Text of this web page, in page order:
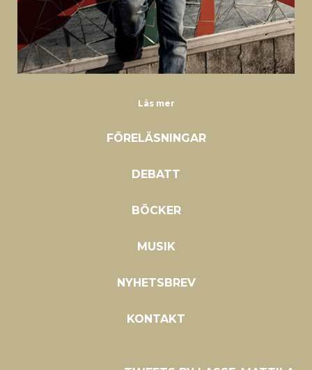
Läs mer
FÖRELÄSNINGAR
DEBATT
BÖCKER
MUSIK
NYHETSBREV
KONTAKT